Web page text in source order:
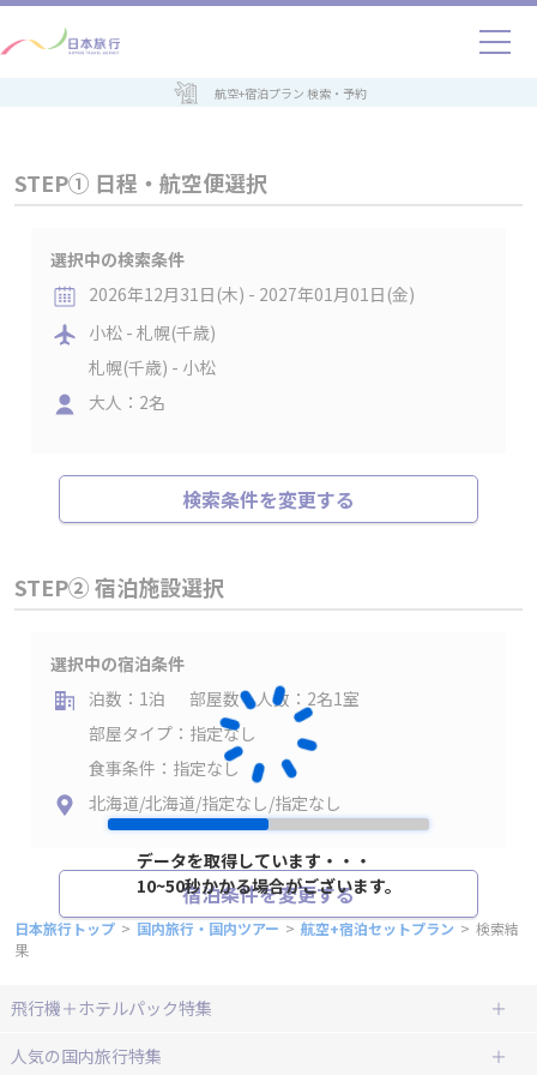
航空+宿泊プラン 検索・予約
データを取得しています・・・
10~50秒かかる場合がございます。
STEP① 日程・航空便選択
選択中の検索条件
2026年12月31日(木) - 2027年01月01日(金)
小松 - 札幌(千歳)
札幌(千歳) - 小松
大人：2名
検索条件を変更する
STEP② 宿泊施設選択
選択中の宿泊条件
泊数：1泊
部屋数・人数：2名1室
部屋タイプ：指定なし
食事条件：指定なし
北海道/北海道/指定なし/指定なし
宿泊条件を変更する
日本旅行トップ > 国内旅行・国内ツアー > 航空+宿泊セットプラン > 検索結
果
飛行機＋ホテルパック特集
赤い風船ダイナミックパッケージ
ＪＡＬで行く飛行機+ホテルパック
人気の国内旅行特集